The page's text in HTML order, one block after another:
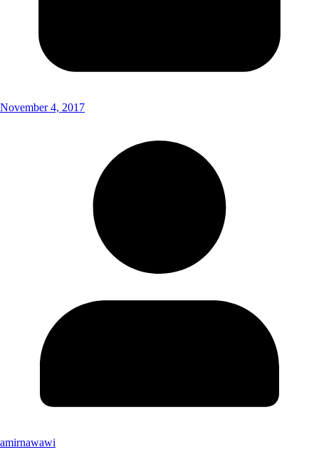
November 4, 2017
amirnawawi